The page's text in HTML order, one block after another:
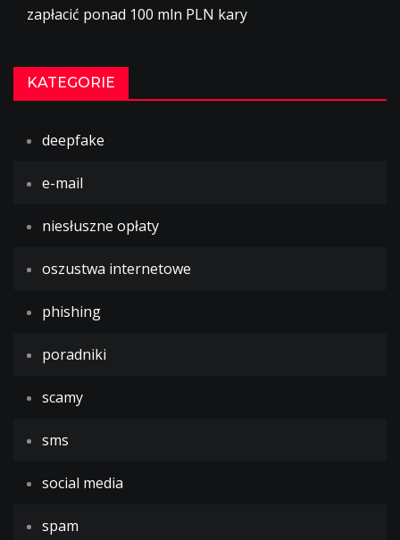
zapłacić ponad 100 mln PLN kary
KATEGORIE
deepfake
e-mail
niesłuszne opłaty
oszustwa internetowe
phishing
poradniki
scamy
sms
social media
spam